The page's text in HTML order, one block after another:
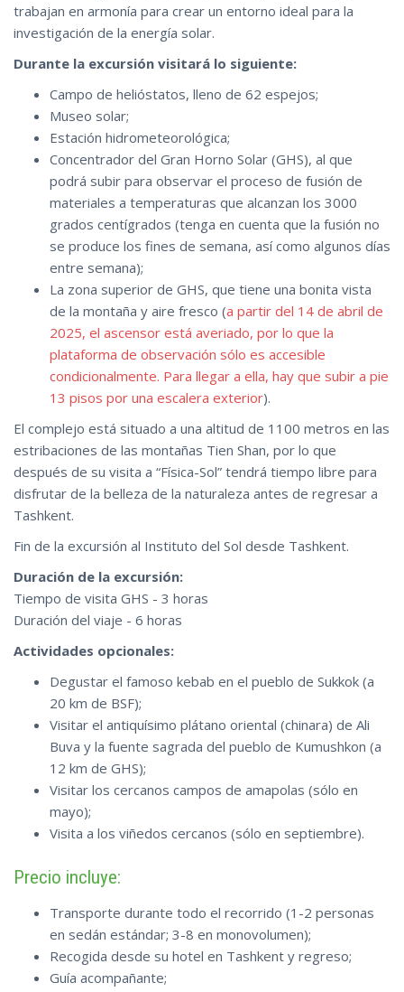
trabajan en armonía para crear un entorno ideal para la
investigación de la energía solar.
Durante la excursión visitará lo siguiente:
Campo de helióstatos, lleno de 62 espejos;
Museo solar;
Estación hidrometeorológica;
Concentrador del Gran Horno Solar (GHS), al que
podrá subir para observar el proceso de fusión de
materiales a temperaturas que alcanzan los 3000
grados centígrados (tenga en cuenta que la fusión no
se produce los fines de semana, así como algunos días
entre semana);
La zona superior de GHS, que tiene una bonita vista
de la montaña y aire fresco (a partir del 14 de abril de
2025, el ascensor está averiado, por lo que la
plataforma de observación sólo es accesible
condicionalmente. Para llegar a ella, hay que subir a pie
13 pisos por una escalera exterior).
El complejo está situado a una altitud de 1100 metros en las
estribaciones de las montañas Tien Shan, por lo que
después de su visita a “Física-Sol” tendrá tiempo libre para
disfrutar de la belleza de la naturaleza antes de regresar a
Tashkent.
Fin de la excursión al Instituto del Sol desde Tashkent.
Duración de la excursión:
Tiempo de visita GHS - 3 horas
Duración del viaje - 6 horas
Actividades opcionales:
Degustar el famoso kebab en el pueblo de Sukkok (a
20 km de BSF);
Visitar el antiquísimo plátano oriental (chinara) de Ali
Buva y la fuente sagrada del pueblo de Kumushkon (a
12 km de GHS);
Visitar los cercanos campos de amapolas (sólo en
mayo);
Visita a los viñedos cercanos (sólo en septiembre).
Precio incluye:
Transporte durante todo el recorrido (1-2 personas
en sedán estándar; 3-8 en monovolumen);
Recogida desde su hotel en Tashkent y regreso;
Guía acompañante;